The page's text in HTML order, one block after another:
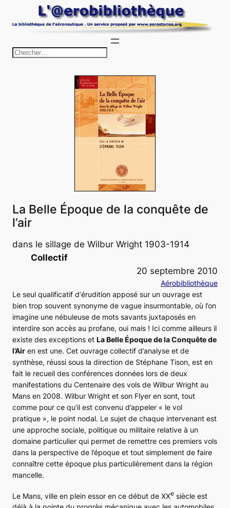
au
c
h
e
r
c
h
r
La Belle Époque de la conquête de
l’air
dans le sillage de Wilbur Wright 1903-1914
Collectif
20 septembre 2010
Aérobibliothèque
Le seul qualificatif d’érudition apposé sur un ouvrage est
bien trop souvent synonyme de vague insurmontable, où l’on
imagine une nébuleuse de mots savants juxtaposés en
interdire son accès au profane, oui mais ! Ici comme ailleurs il
existe des exceptions et La Belle Époque de la Conquête de
l’Air en est une. Cet ouvrage collectif d’analyse et de
synthèse, réussi sous la direction de Stéphane Tison, est en
fait le recueil des conférences données lors de deux
manifestations du Centenaire des vols de Wilbur Wright au
Mans en 2008. Wilbur Wright et son Flyer en sont, tout
comme pour ce qu’il est convenu d’appeler « le vol
pratique », le point nodal. Le sujet de chaque intervenant est
une approche sociale, politique ou militaire relative à un
domaine particulier qui permet de remettre ces premiers vols
dans la perspective de l’époque et tout simplement de faire
connaître cette époque plus particulièrement dans la région
mancelle.
Le Mans, ville en plein essor en ce début de XXe siècle est